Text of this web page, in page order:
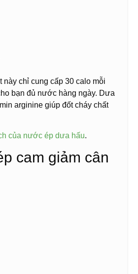
này chỉ cung cấp 30 calo mỗi
bạn đủ nước hàng ngày. Dưa
arginine giúp đốt cháy chất
của nước ép dưa hấu.
cam giảm cân